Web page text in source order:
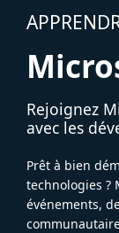
Rejoignez
avec les
Prêt à bien
technologies ?
événements,